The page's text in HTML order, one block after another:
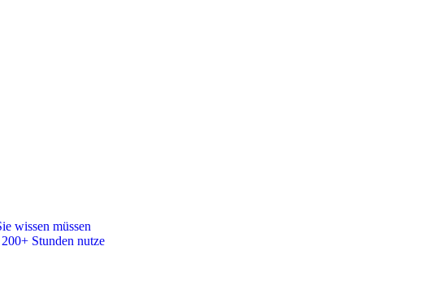
wissen müssen
Stunden nutze